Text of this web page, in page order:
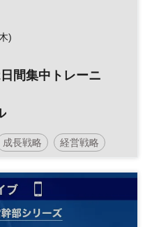
)
間集中トレーニ
成長戦略 経営戦略
ススクール